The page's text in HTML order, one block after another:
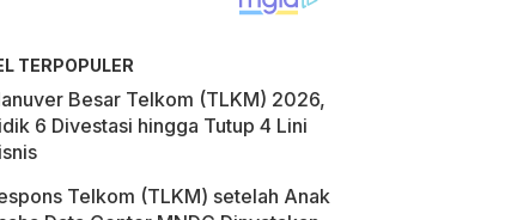
TERPOPULER
Besar Telkom (TLKM) 2026,
6 Divestasi hingga Tutup 4 Lini
Telkom (TLKM) setelah Anak